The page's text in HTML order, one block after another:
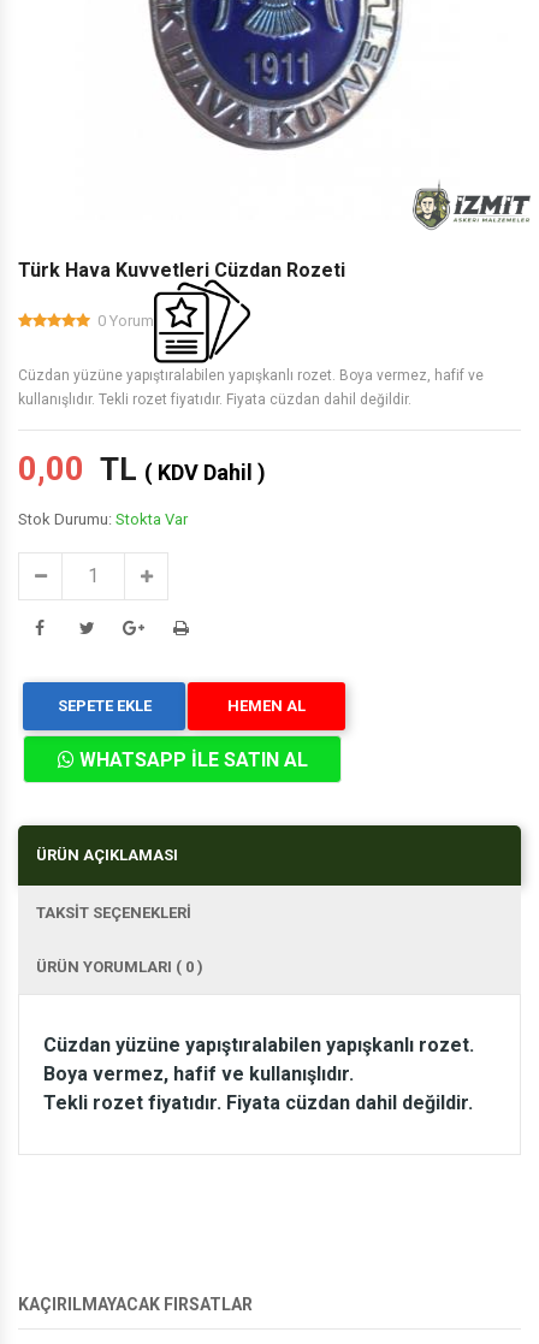
Türk Hava Kuvvetleri Cüzdan Rozeti
0 Yorum
Cüzdan yüzüne yapıştıralabilen yapışkanlı rozet. Boya vermez, hafif ve
kullanışlıdır. Tekli rozet fiyatıdır. Fiyata cüzdan dahil değildir.
0,00 TL ( KDV Dahil )
Stok Durumu: Stokta Var
SEPETE EKLE HEMEN AL
WHATSAPP İLE SATIN AL
ÜRÜN AÇIKLAMASI
TAKSİT SEÇENEKLERİ
ÜRÜN YORUMLARI ( 0 )
Cüzdan yüzüne yapıştıralabilen yapışkanlı rozet.
Boya vermez, hafif ve kullanışlıdır.
Tekli rozet fiyatıdır. Fiyata cüzdan dahil değildir.
KAÇIRILMAYACAK FIRSATLAR